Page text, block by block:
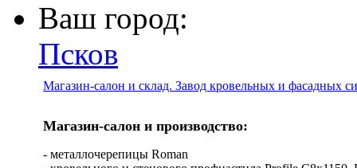
Ваш город:
Псков
Магазин-салон и склад. Завод кровельных и фасадных
Магазин-салон и производство:
- металлочерепицы Roman